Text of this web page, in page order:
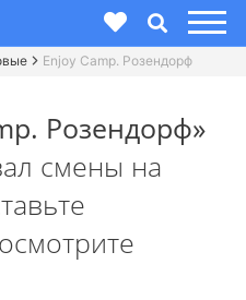
Enjoy Camp. Розендорф
Розендорф»
смены на